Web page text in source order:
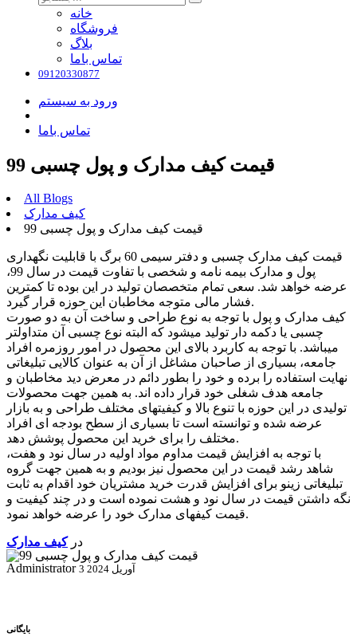
خانه
فروشگاه
بلاگ
تماس باما
09120330877
ورود به سیستم
تماس باما
قیمت کیف مدارک و پول چسبی 99
All Blogs
کیف مدارک
قیمت کیف مدارک و پول چسبی 99
قیمت کیف مدارک چسبی و دفتر سیمی 60 برگ
با قابلیت نگهداری
پول و مدارک بیمه نامه و شخصی با تفاوت قیمت در سال 99،
عرضه خواهد شد. سعی تمام متخصصان تولید در این بوده تا کمترین
فشار مالی متوجه مخاطبان این حوزه قرار گیرد.
کیف مدارک و پول با توجه به نوع طراحی و ساخت آن به دو صورت
چسبی یا دکمه دار تولید میشود که البته نوع چسبی آن متداولتر
میباشد. با توجه به کاربرد بالای این محصول در امور روزمره افراد
جامعه، بسیاری از صاحبان مشاغل از آن به عنوان کالایی تبلیغاتی
نهایت استفاده را برده و خود را بطور دائم در معرض دید مخاطبان و
جامعه هدف شغلی خود قرار داده اند. به همین جهت محصولات
تولیدی در این حوزه با تنوع بالا و کیفیتهای مختلف طراحی و به بازار
عرضه شده و توانسته است تا بسیاری از سطح بودجه ای افراد
مختلف را برای خرید این محصول پوشش دهد.
با توجه به افزایش قیمت مداوم مواد اولیه در سال نود و هفت،
شاهد رشد قیمت در این محصول نیز بودیم و به همین جهت گروه
تبلیغاتی زینو برای افزایش قدرت خرید مشتریان خود اقدام به ثابت
نگه داشتن قیمت در سال نود و هشت نموده است و در چند کیفیت و
قیمت کیفهای مدارک خود را عرضه خواهد نمود.
در کیف مدارک
Administrator
3 آوریل 2024
بایگانی